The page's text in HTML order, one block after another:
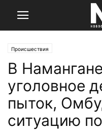
Происшествия
В
уголовное
пыток,
ситуацию